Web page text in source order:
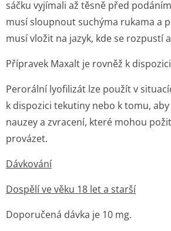
sáčku vyjímali až těsně před
musí sloupnout suchýma rukama a
musí vložit na jazyk, kde se rozpustí
Přípravek Maxalt je rovněž k
Perorální lyofilizát lze použít v
k dispozici tekutiny nebo k tomu,
nauzey a zvracení, které mohou
provázet.
Dávkování
Dospělí ve věku 18 let a starší
Doporučená dávka je 10 mg.